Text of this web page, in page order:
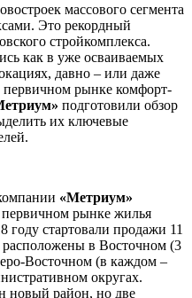
массового сегмента
Это рекордный
стройкомплекса.
как в уже осваиваемых
давно – или даже
первичном рынке комфорт-
подготовили обзор
их ключевые
«Метриум»
рынке жилья
году стартовали продажи 11
в Восточном (3
Восточном (в каждом –
округах.
новый район, но две